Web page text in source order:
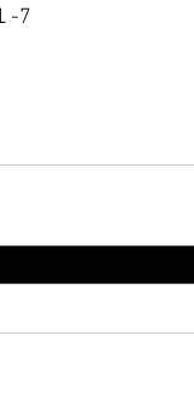
-7